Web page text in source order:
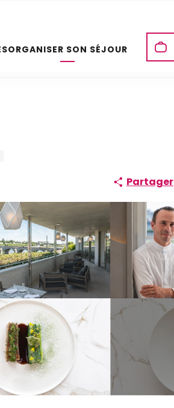
ORGANISER SON SÉJOUR
Partager